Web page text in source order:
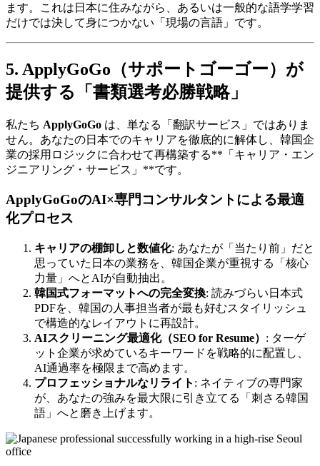
ます。これは日本に住みながら、あるいは一般的な語学学習
だけでは決して身につかない「現場の言語」です。
5. ApplyGoGo（サポートゴーゴー）が
提供する「書類選考必勝戦略」
私たち ​ ApplyGoGo は、単なる「翻訳サービス」ではありま
せん。あなたの日本でのキャリアを徹底的に解体し、韓国企
業の採用ロジックに合わせて再構築する**「キャリア・エン
ジニアリング・サービス」**です。
ApplyGoGoのAI×専門コンサルタントによる最適
化プロセス
キャリアの棚卸しと数値化: あなたが「当たり前」だと
思っていた日本の業務を、韓国企業が重視する「核心
力量」へとAIが自動抽出。
韓国式フォーマットへの完全変換: 読みづらい日本式
PDFを、韓国の人事担当者が最も好むスタイリッシュ
で構造的なレイアウトに再設計。
AIスクリーニング最適化（SEO for Resume） : ターゲ
ット企業が求めているキーワードを戦略的に配置し、
AI通過率を極限まで高めます。
プロフェッショナルなリライト : ネイティブの専門家
が、あなたの強みを最大限に引き立てる「刺さる韓国
語」へと磨き上げます。